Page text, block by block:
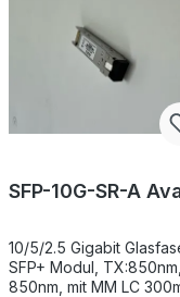
Optik mit zwei Linsen
hohe Ausgangsleistung
10mW (Laserklasse 3a)
Einkopplung des
in 9, 50, und 62,5/
Der am Laserkopf
bei versehentlichem
Hineinsehen zu
FiberCheck2: - für 2,5 /
SFP-10G-SR-A
10/5/2.5 Gigabit
SFP+ Modul,
850nm, mit MM LC